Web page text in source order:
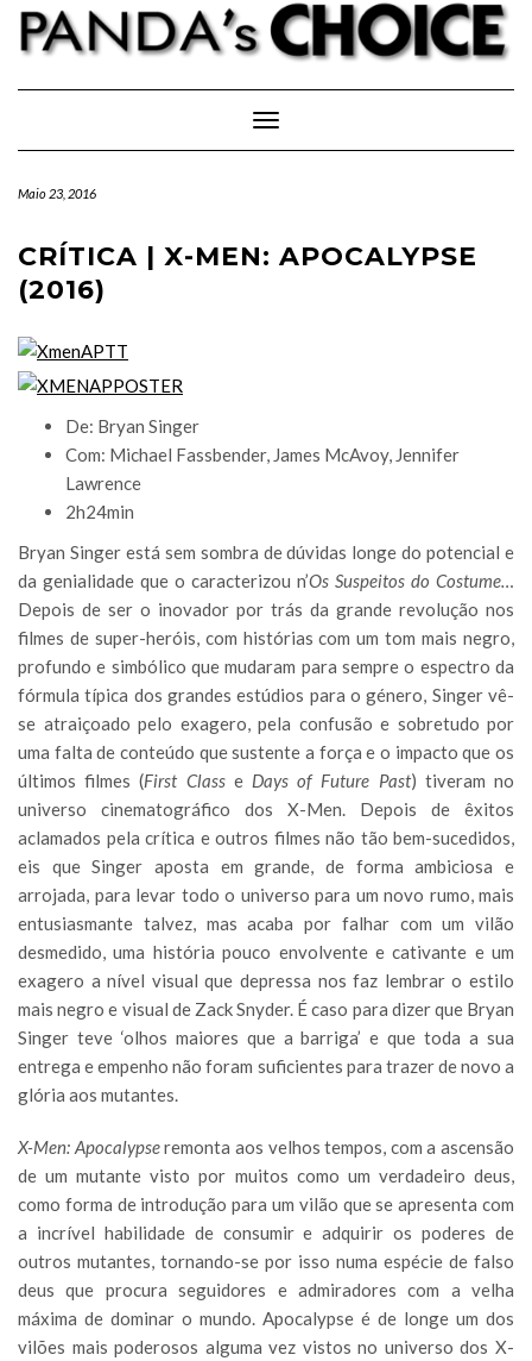
Skip
content
Toggle Navigation
Maio 23, 2016
CRÍTICA | X-MEN: APOCALYPSE
(2016)
De: Bryan Singer
Com: Michael Fassbender, James McAvoy, Jennifer
Lawrence
2h24min
Bryan Singer está sem sombra de dúvidas longe do potencial e
da genialidade que o caracterizou n’Os Suspeitos do Costume…
Depois de ser o inovador por trás da grande revolução nos
filmes de super-heróis, com histórias com um tom mais negro,
profundo e simbólico que mudaram para sempre o espectro da
fórmula típica dos grandes estúdios para o género, Singer vê-
se atraiçoado pelo exagero, pela confusão e sobretudo por
uma falta de conteúdo que sustente a força e o impacto que os
últimos filmes (First Class e Days of Future Past) tiveram no
universo cinematográfico dos X-Men. Depois de êxitos
aclamados pela crítica e outros filmes não tão bem-sucedidos,
eis que Singer aposta em grande, de forma ambiciosa e
arrojada, para levar todo o universo para um novo rumo, mais
entusiasmante talvez, mas acaba por falhar com um vilão
desmedido, uma história pouco envolvente e cativante e um
exagero a nível visual que depressa nos faz lembrar o estilo
mais negro e visual de Zack Snyder. É caso para dizer que Bryan
Singer teve ‘olhos maiores que a barriga’ e que toda a sua
entrega e empenho não foram suficientes para trazer de novo a
glória aos mutantes.
X-Men: Apocalypseremonta aos velhos tempos, com a ascensão
de um mutante visto por muitos como um verdadeiro deus,
como forma de introdução para um vilão que se apresenta com
a incrível habilidade de consumir e adquirir os poderes de
outros mutantes, tornando-se por isso numa espécie de falso
deus que procura seguidores e admiradores com a velha
máxima de dominar o mundo. Apocalypse é de longe um dos
vilões mais poderosos alguma vez vistos no universo dos X-